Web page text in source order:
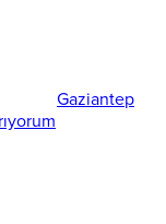
Gaziantep